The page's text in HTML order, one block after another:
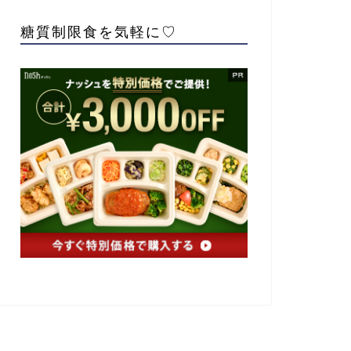
糖質制限食を気軽に♡